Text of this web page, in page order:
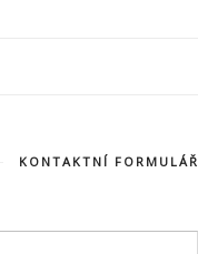
KONTAKTNÍ FORMULÁŘ